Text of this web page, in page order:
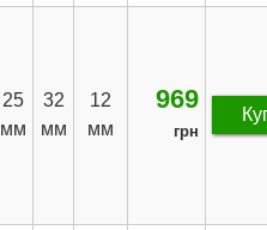
25
мм
32
мм
12
мм
969
грн